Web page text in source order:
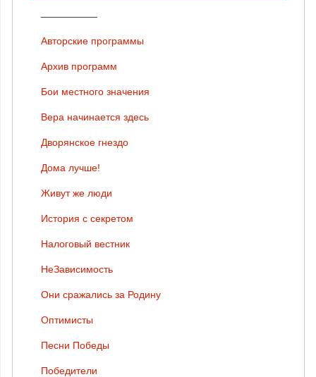
Авторские программы
Архив программ
Бои местного значения
Вера начинается здесь
Дворянское гнездо
Дома лучше!
Живут же люди
История с секретом
Налоговый вестник
НеЗависимость
Они сражались за Родину
Оптимисты
Песни Победы
Победители